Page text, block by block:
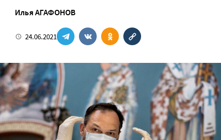
Илья АГАФОНОВ
24.06.2021